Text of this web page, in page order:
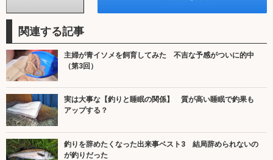
関連する記事
主婦が青イソメを飼育してみた 不吉な予感がついに的中
（第3回）
実は大事な【釣りと睡眠の関係】 質が高い睡眠で釣果も
アップする？
釣りを辞めたくなった出来事ベスト3 結局辞められないの
が釣りだった